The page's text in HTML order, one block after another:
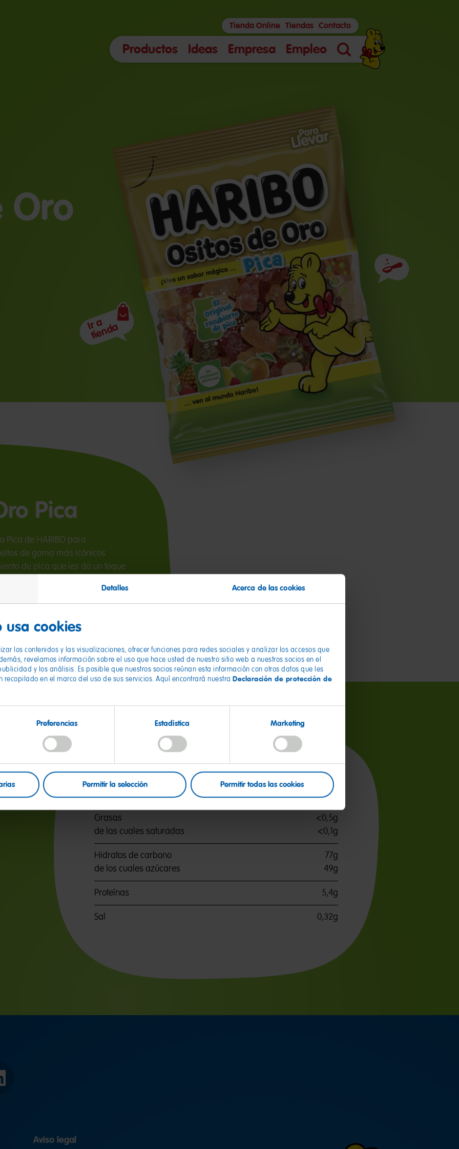
Detalles Acerca de las cookies
usa cookies
los contenidos y las visualizaciones, ofrecer funciones para redes sociales y analizar los accesos que
revelamos información sobre el uso que hace usted de nuestro sitio web a nuestros socios en el
y los análisis. Es posible que nuestros socios reúnan esta información con otros datos que les
en el marco del uso de sus servicios. Aquí encontrará nuestra Declaración de protección de
Preferencias Estadística Marketing
Permitir la selección Permitir todas las cookies
Productos Ideas Empresa Empleo
Búsqueda
Tienda Online Tiendas Contacto
Oro
Ingredientes
Ir a
tienda
Pica
Pica de HARIBO para
de goma más icónicos
de pica que les da un toque
Información nutricional por 100 g
Valor energético 338kcal
Grasas
<0,5g
de las cuales saturadas
<0,1g
Hidratos de carbono
77g
de los cuales azúcares
49g
Proteínas 5,4g
Sal 0,32g
Aviso legal